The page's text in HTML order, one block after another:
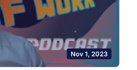
Nov 1, 2023